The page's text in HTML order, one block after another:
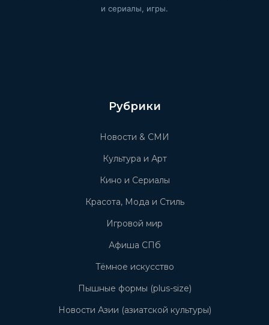
и сериалы, игры.
Рубрики
Новости & СМИ
Культура и Арт
Кино и Сериалы
Красота, Мода и Стиль
Игровой мир
Афиша СПб
Тёмное искусство
Пышные формы (plus-size)
Новости Азии (азиатской культуры)